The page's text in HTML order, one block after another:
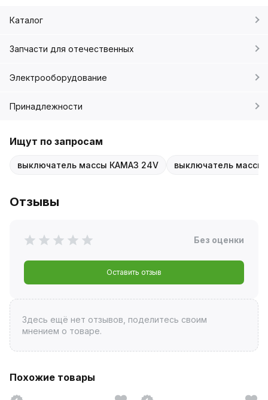
Каталог
Запчасти для отечественных
Электрооборудование
Принадлежности
Ищут по запросам
выключатель массы КАМАЗ 24V выключатель массы
Отзывы
Без оценки
Оставить отзыв
Здесь ещё нет отзывов, поделитесь своим
мнением о товаре.
Похожие товары